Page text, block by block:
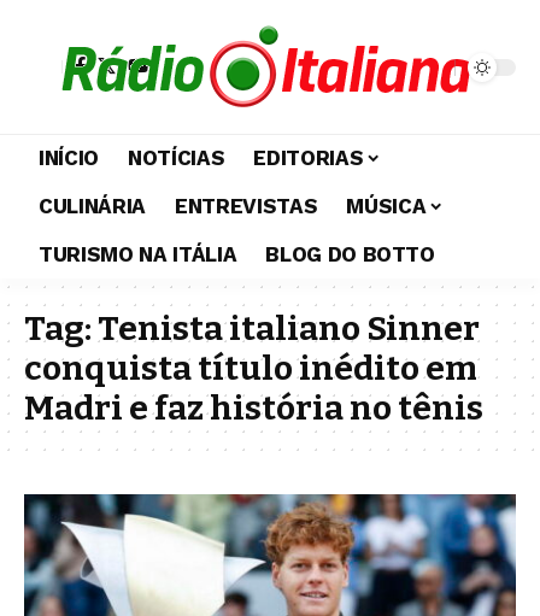
INÍCIO NOTÍCIAS
EDITORIAS
CULINÁRIA
ENTREVISTAS
MÚSICA
TURISMO NA ITÁLIA
BLOG DO BOTTO
Tag:Tenista italiano Sinner
conquista título inédito em
Madri e faz história no tênis